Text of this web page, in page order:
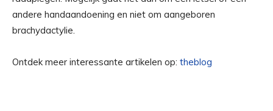
andere handaandoening en niet om aangeboren
brachydactylie.
Ontdek meer interessante artikelen op: theblog